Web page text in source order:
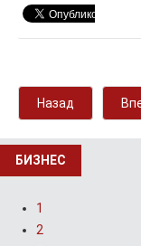
Назад
БИЗНЕС
1
2